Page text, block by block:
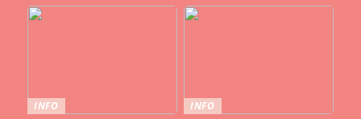
INFO INFO